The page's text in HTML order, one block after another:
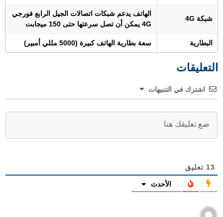
شبكة 4G
الهاتف يدعم شبكات اتصالات الجيل الرابع فورجي
4G يمكن أن تصل سرعتها حتى 150 ميجابت
البطارية سعة بطارية الهاتف كبيرة (5000 مللي أمبير)
التعليقات
اشترك في التنبيهات
13 تعليق
الأحدث